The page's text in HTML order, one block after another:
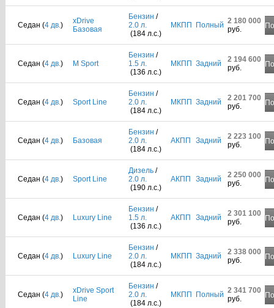
Седан (4 дв.)
xDrive
Базовая
Бензин /
2.0 л.
(184 л.с.)
МКПП Полный 2 180 000
руб.
Седан (4 дв.) M Sport
Бензин /
1.5 л.
(136 л.с.)
МКПП Задний
2 194 600
руб.
Седан (4 дв.) Sport Line
Бензин /
2.0 л.
(184 л.с.)
МКПП Задний
2 201 700
руб.
Седан (4 дв.) Базовая
Бензин /
2.0 л.
(184 л.с.)
АКПП Задний
2 223 100
руб.
Седан (4 дв.) Sport Line
Дизель/
2.0 л.
(190 л.с.)
АКПП Задний
2 250 000
руб.
Седан (4 дв.) Luxury Line
Бензин /
1.5 л.
(136 л.с.)
АКПП Задний
2 301 100
руб.
Седан (4 дв.) Luxury Line
Бензин /
2.0 л.
(184 л.с.)
МКПП Задний
2 338 000
руб.
Седан (4 дв.)
xDrive Sport
Line
Бензин /
2.0 л.
(184 л.с.)
МКПП Полный 2 341 700
руб.